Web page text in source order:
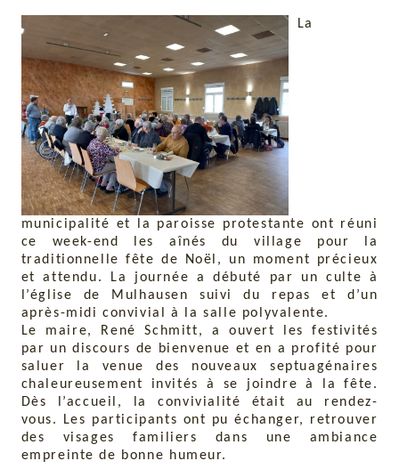
La
municipalité et la paroisse protestante ont réuni
ce week-end les aînés du village pour la
traditionnelle fête de Noël, un moment précieux
et attendu. La journée a débuté par un culte à
l’église de Mulhausen suivi du repas et d’un
après-midi convivial à la salle polyvalente.
Le maire, René Schmitt, a ouvert les festivités
par un discours de bienvenue et en a profité pour
saluer la venue des nouveaux septuagénaires
chaleureusement invités à se joindre à la fête.
Dès l’accueil, la convivialité était au rendez-
vous. Les participants ont pu échanger, retrouver
des visages familiers dans une ambiance
empreinte de bonne humeur.